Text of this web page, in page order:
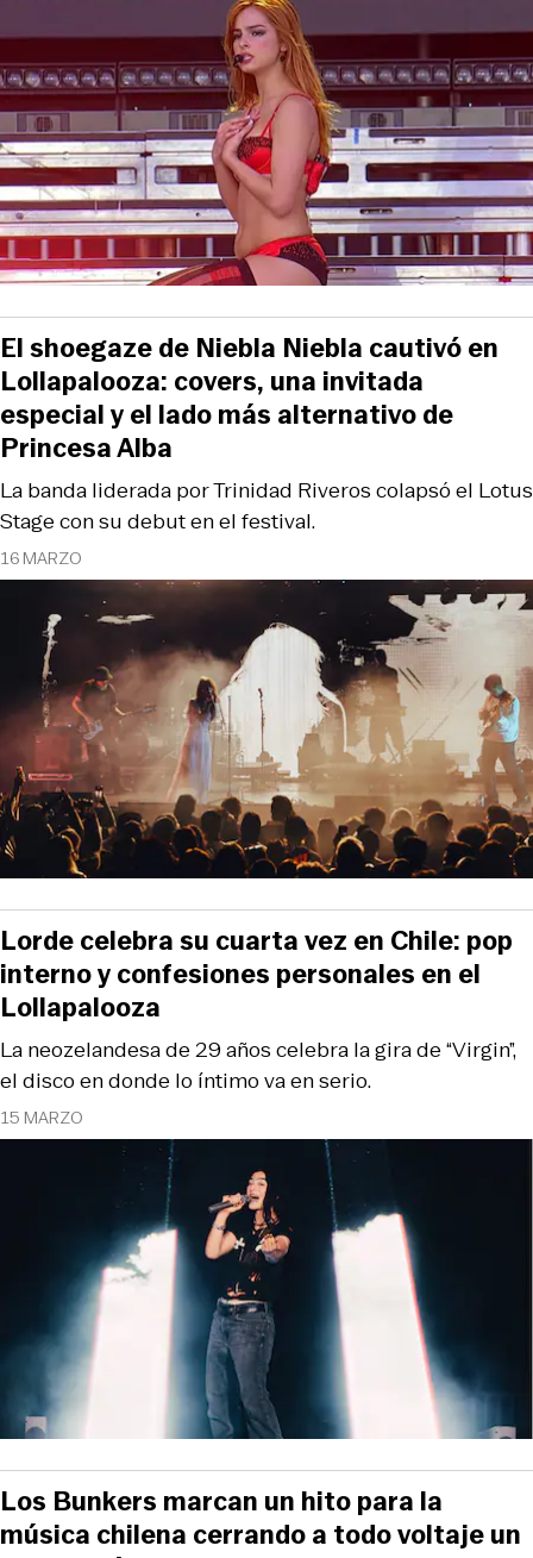
16 MARZO
La banda liderada por Trinidad Riveros colapsó el Lotus
Stage con su debut en el festival.
El shoegaze de Niebla Niebla cautivó en
Lollapalooza: covers, una invitada
especial y el lado más alternativo de
Princesa Alba
15 MARZO
La neozelandesa de 29 años celebra la gira de “Virgin”,
el disco en donde lo íntimo va en serio.
Lorde celebra su cuarta vez en Chile: pop
interno y confesiones personales en el
Lollapalooza
Los Bunkers marcan un hito para la
música chilena cerrando a todo voltaje un